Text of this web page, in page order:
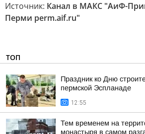
Источник: Канал в МАКС "АиФ-
Перми perm.aif.ru"
ТОП
Праздник ко Дню
пермской Эспланаде
12:55
Тем временем на
монастыря в самом